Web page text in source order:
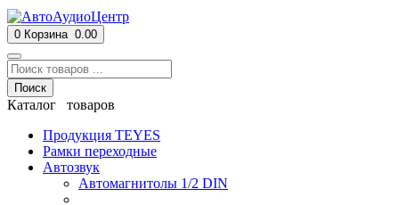
0 Корзина 0.00
Поиск
Каталог товаров
Продукция TEYES
Рамки переходные
Автозвук
Автомагнитолы 1/2 DIN